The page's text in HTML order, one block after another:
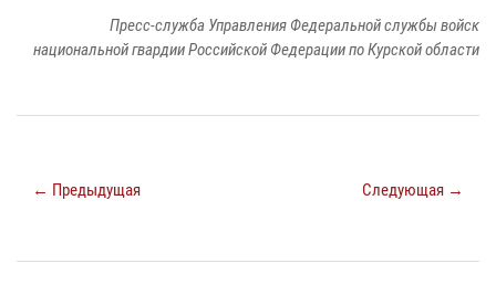
Пресс-служба Управления Федеральной службы войск
национальной гвардии Российской Федерации по Курской области
← Предыдущая Следующая →